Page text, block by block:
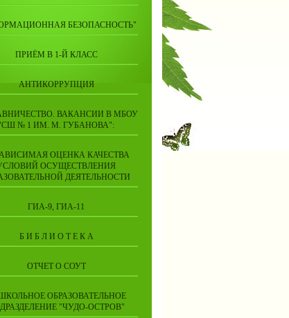
БЕЗОПАСНОСТЬ"
ПРИЁМ В 1-Й КЛАСС
АНТИКОРРУПЦИЯ
ВАКАНСИИ В МБОУ
№ 1 ИМ. М. ГУБАНОВА":
ОЦЕНКА КАЧЕСТВА
ОСУЩЕСТВЛЕНИЯ
ДЕЯТЕЛЬНОСТИ
ГИА-9, ГИА-11
Б И Б Л И О Т Е К А
ОТЧЕТ О СОУТ
ОБРАЗОВАТЕЛЬНОЕ
"ЧУДО-ОСТРОВ"